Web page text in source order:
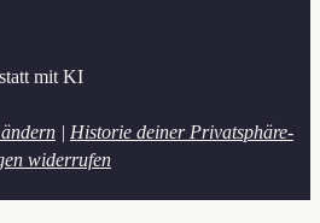
mit KI
| Historie deiner Privatsphäre-
widerrufen